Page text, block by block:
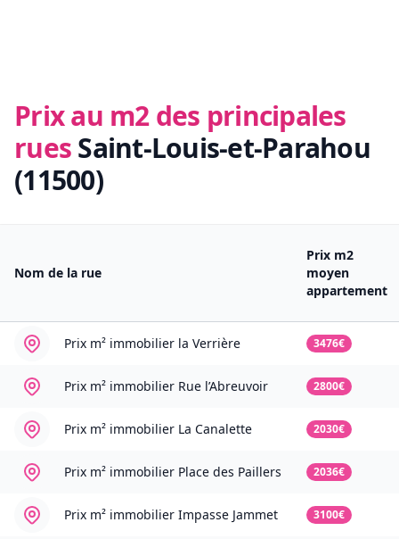
Prix au m2 des principales
ruesSaint-Louis-et-Parahou
(11500)
Nom de la rue
Prix m2
moyen
appartement
Prix m² immobilier la Verrière 3476€
Prix m² immobilier Rue l’Abreuvoir 2800€
Prix m² immobilier La Canalette 2030€
Prix m² immobilier Place des Paillers 2036€
Prix m² immobilier Impasse Jammet 3100€